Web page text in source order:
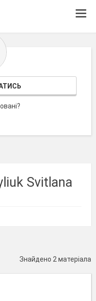
Svitlana
Знайдено 2 матеріала